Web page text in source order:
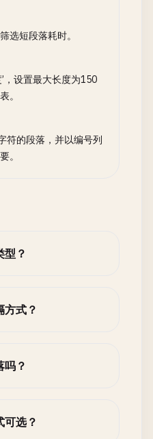
选短段落耗时。
，设置最大长度为150
。
符的段落，并以编号列
。
型？
方式？
吗？
可选？